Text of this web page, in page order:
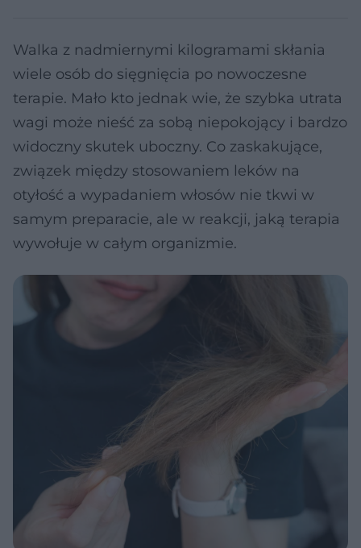
Walka z nadmiernymi kilogramami skłania
wiele osób do sięgnięcia po nowoczesne
terapie. Mało kto jednak wie, że szybka utrata
wagi może nieść za sobą niepokojący i bardzo
widoczny skutek uboczny. Co zaskakujące,
związek między stosowaniem leków na
otyłość a wypadaniem włosów nie tkwi w
samym preparacie, ale w reakcji, jaką terapia
wywołuje w całym organizmie.